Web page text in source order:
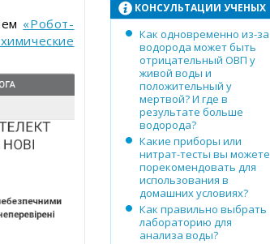
«Робот-
КОНСУЛЬТАЦИИ УЧЕНЫХ
Как одновременно из-за
водорода может быть
отрицательный ОВП у
живой воды и
положительный у
мертвой? И где в
результате больше
водорода?
Какие приборы или
нитрат-тесты вы можете
порекомендовать для
использования в
домашних условиях?
Как правильно выбрать
лабораторию для
анализа воды?